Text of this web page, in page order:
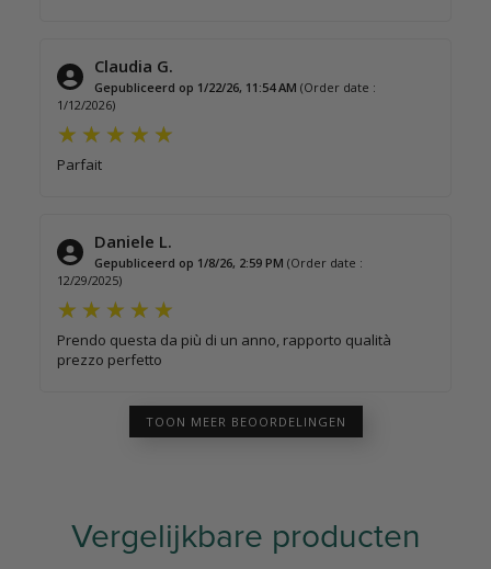
Claudia G.
Gepubliceerd op 1/22/26, 11:54 AM (Order date :
1/12/2026)
Parfait
Daniele L.
Gepubliceerd op 1/8/26, 2:59 PM (Order date :
12/29/2025)
Prendo questa da più di un anno, rapporto qualità
prezzo perfetto
TOON MEER BEOORDELINGEN
Vergelijkbare producten